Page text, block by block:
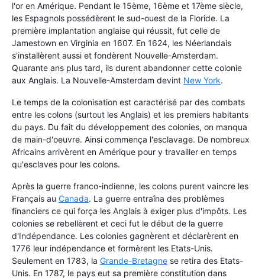
l'or en Amérique. Pendant le 15ème, 16ème et 17ème siècle,
les Espagnols possédèrent le sud-ouest de la Floride. La
première implantation anglaise qui réussit, fut celle de
Jamestown en Virginia en 1607. En 1624, les Néerlandais
s'installèrent aussi et fondèrent Nouvelle-Amsterdam.
Quarante ans plus tard, ils durent abandonner cette colonie
aux Anglais. La Nouvelle-Amsterdam devint New York.
Le temps de la colonisation est caractérisé par des combats
entre les colons (surtout les Anglais) et les premiers habitants
du pays. Du fait du développement des colonies, on manqua
de main-d'oeuvre. Ainsi commença l'esclavage. De nombreux
Africains arrivèrent en Amérique pour y travailler en temps
qu'esclaves pour les colons.
Après la guerre franco-indienne, les colons purent vaincre les
Français au Canada. La guerre entraîna des problèmes
financiers ce qui força les Anglais à exiger plus d'impôts. Les
colonies se rebellèrent et ceci fut le début de la guerre
d'Indépendance. Les colonies gagnèrent et déclarèrent en
1776 leur indépendance et formèrent les Etats-Unis.
Seulement en 1783, la Grande-Bretagne se retira des Etats-
Unis. En 1787, le pays eut sa première constitution dans